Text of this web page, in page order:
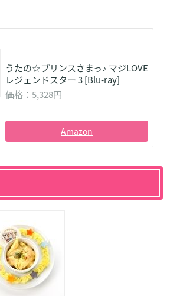
うたの☆プリンスさまっ♪ マジLOVE
レジェンドスター 3 [Blu-ray]
価格：5,328円
Amazon